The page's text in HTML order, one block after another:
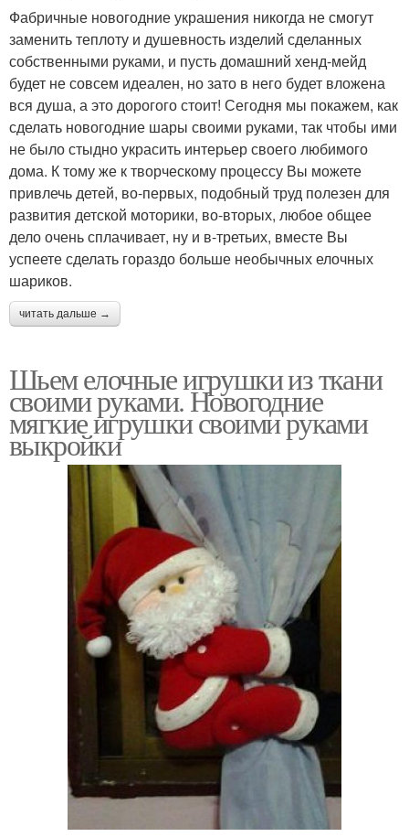
Фабричные новогодние украшения никогда не смогут
заменить теплоту и душевность изделий сделанных
собственными руками, и пусть домашний хенд-мейд
будет не совсем идеален, но зато в него будет вложена
вся душа, а это дорогого стоит! Сегодня мы покажем, как
сделать новогодние шары своими руками, так чтобы ими
не было стыдно украсить интерьер своего любимого
дома. К тому же к творческому процессу Вы можете
привлечь детей, во-первых, подобный труд полезен для
развития детской моторики, во-вторых, любое общее
дело очень сплачивает, ну и в-третьих, вместе Вы
успеете сделать гораздо больше необычных елочных
шариков.
читать дальше →
Шьем елочные игрушки из ткани
своими руками. Новогодние
мягкие игрушки своими руками
выкройки